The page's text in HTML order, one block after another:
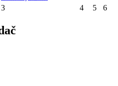
3 4 5 6